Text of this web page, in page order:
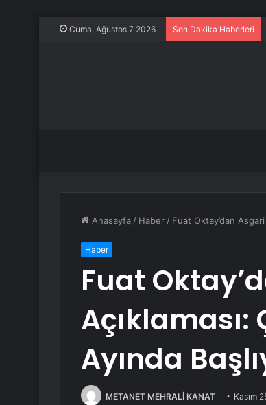
Cuma, Ağustos 7 2026 Son Dakika Haberleri
Anasayfa / Haber / Fuat Oktay’dan Asgari
Haber
Fuat
Açıklaması:
Ayında
METANET MEHRALİ KANAT Kasım